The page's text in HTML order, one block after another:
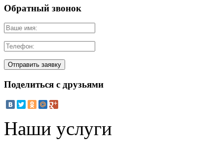
Обратный звонок
Поделиться с друзьями
Наши услуги